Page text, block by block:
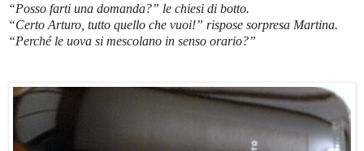
“Posso farti una domanda?” le chiesi di botto.
“Certo Arturo, tutto quello che vuoi!” rispose sorpresa Martina.
“Perché le uova si mescolano in senso orario?”